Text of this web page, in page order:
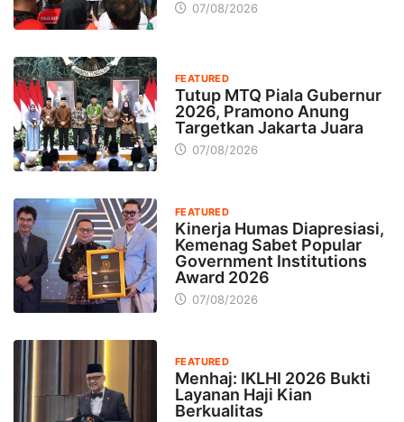
07/08/2026
FEATURED
Tutup MTQ Piala Gubernur
2026, Pramono Anung
Targetkan Jakarta Juara
07/08/2026
FEATURED
Kinerja Humas Diapresiasi,
Kemenag Sabet Popular
Government Institutions
Award 2026
07/08/2026
FEATURED
Menhaj: IKLHI 2026 Bukti
Layanan Haji Kian
Berkualitas